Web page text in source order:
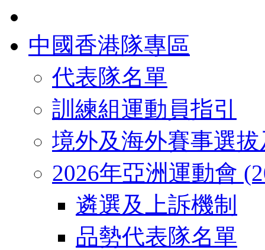
中國香港隊專區
代表隊名單
訓練組運動員指引
境外及海外賽事選
2026年亞洲運動會
遴選及上訴機制
品勢代表隊名單